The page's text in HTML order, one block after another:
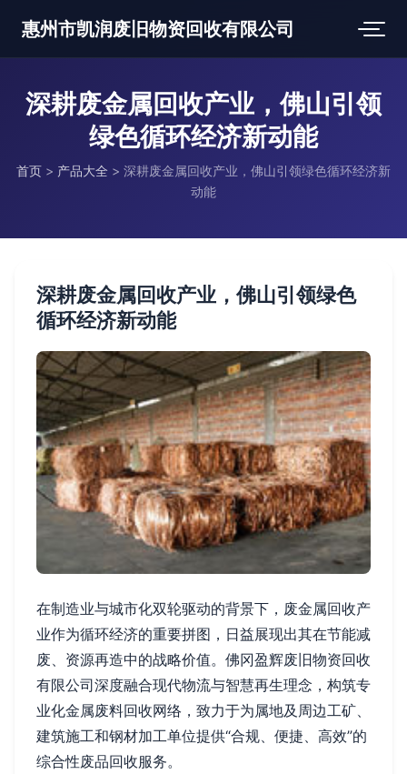
惠州市凯润废旧物资回收有限公司
深耕废金属回收产业，佛山引领
绿色循环经济新动能
首页 > 产品大全 > 深耕废金属回收产业，佛山引领绿色循环经济新
动能
深耕废金属回收产业，佛山引领绿色
循环经济新动能
在制造业与城市化双轮驱动的背景下，废金属回收产
业作为循环经济的重要拼图，日益展现出其在节能减
废、资源再造中的战略价值。佛冈盈辉废旧物资回收
有限公司深度融合现代物流与智慧再生理念，构筑专
业化金属废料回收网络，致力于为属地及周边工矿、
建筑施工和钢材加工单位提供“合规、便捷、高效”的
综合性废品回收服务。